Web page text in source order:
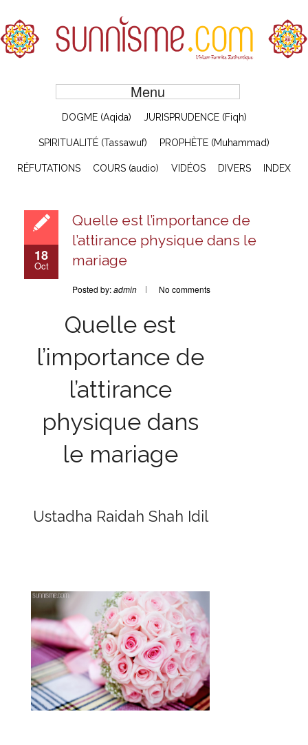
Menu
DOGME (Aqida) JURISPRUDENCE (Fiqh)
SPIRITUALITÉ (Tassawuf) PROPHÈTE (Muhammad)
RÉFUTATIONS COURS (audio) VIDÉOS DIVERS INDEX
18
Oct
Quelle est l’importance de
l’attirance physique dans le
mariage
Posted by:admin No comments
Quelle est
l’importance de
l’attirance
physique dans
le mariage
Ustadha Raidah Shah Idil